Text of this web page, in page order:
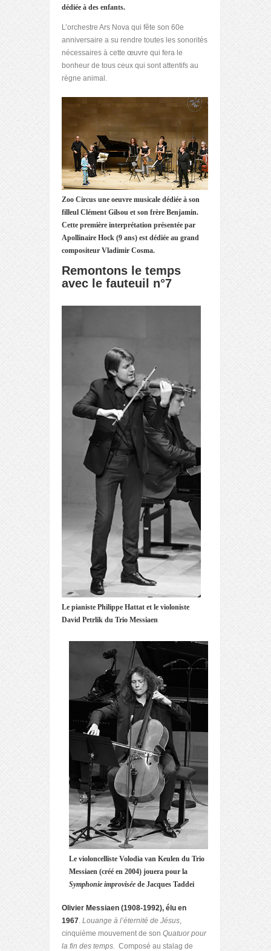
dédiée à des enfants.
L’orchestre Ars Nova qui fête son 60e
anniversaire a su rendre toutes les sonorités
nécessaires à cette œuvre qui fera le
bonheur de tous ceux qui sont attentifs au
règne animal.
Zoo Circus une oeuvre musicale dédiée à son
filleul Clément Gilsou et son frère Benjamin.
Cette première interprétation présentée par
Apollinaire Hock (9 ans) est dédiée au grand
compositeur Vladimir Cosma.
Remontons le temps
avec le fauteuil n°7
Le pianiste Philippe Hattat et le violoniste
David Petrlik du Trio Messiaen
Le violoncelliste Volodia van Keulen du Trio
Messiaen (créé en 2004) jouera pour la
Symphonie improvisée de Jacques Taddei
Olivier Messiaen (1908-1992), élu en
1967. Louange à l’éternité de Jésus,
cinquième mouvement de son Quatuor pour
la fin des temps. Composé au stalag de